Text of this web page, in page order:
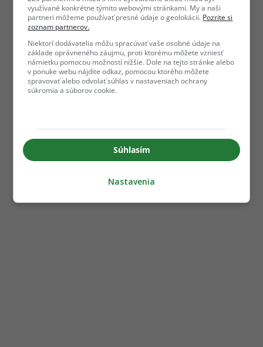
využívané konkrétne týmito webovými stránkami. My a naši
partneri môžeme používať presné údaje o geolokácii. Pozrite si
zoznam partnerov.
Niektorí dodávatelia môžu spracúvať vaše osobné údaje na
základe oprávneného záujmu, proti ktorému môžete vzniesť
námietku pomocou možností nižšie. Dole na tejto stránke alebo
v ponuke webu nájdite odkaz, pomocou ktorého môžete
spravovať alebo odvolať súhlas v nastaveniach ochrany
súkromia a súborov cookie.
Súhlasím
Nastavenia